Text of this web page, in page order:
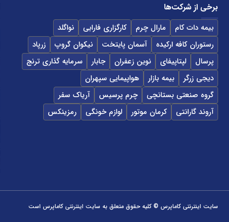
برخی از شرکت‌ها
بیمه دات کام مارال چرم کارگزاری فارابی
نواگلد
رستوران کافه ارکیده
آسمان پایتخت نیکوان گروپ
زرپاد
پرسال
لپتاپیفای نوین زعفران جابار
سرمایه گذاری ترنج
دیجی زرگر
بیمه بازار
هواپیمایی سپهران
گروه صنعتی بستانچی
چرم پرسیس
آریاک سفر
آروند گارانتی
کرمان موتور لوازم خونگی رمزینکس
سایت اینترنتی کاماپرس © کلیه حقوق متعلق به سایت اینترنتی کاماپرس است